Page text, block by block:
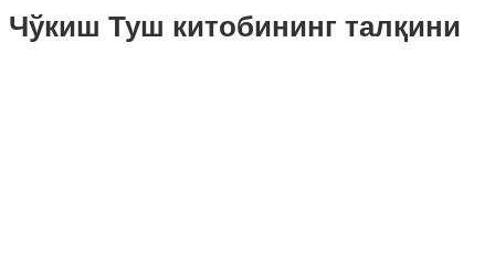
Чўкиш Туш китобининг талқини